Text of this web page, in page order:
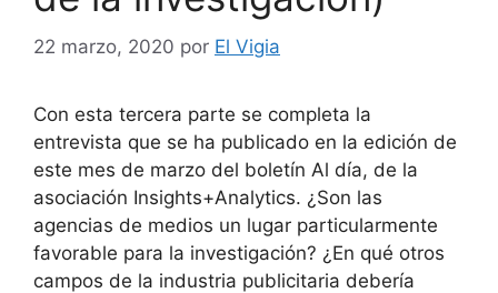
22 marzo, 2020 por El Vigia
Con esta tercera parte se completa la
entrevista que se ha publicado en la edición de
este mes de marzo del boletín Al día, de la
asociación Insights+Analytics. ¿Son las
agencias de medios un lugar particularmente
favorable para la investigación? ¿En qué otros
campos de la industria publicitaria debería